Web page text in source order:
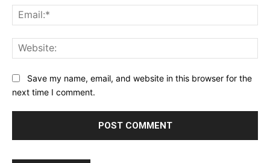
Save my name, email, and website in this browser for the
next time I comment.